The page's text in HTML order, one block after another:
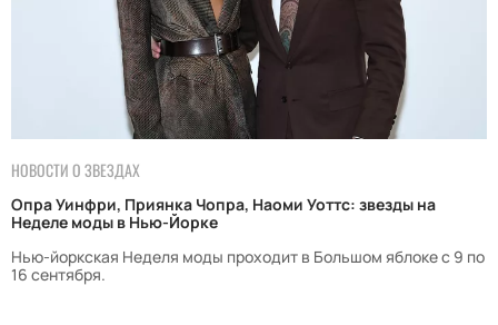
НОВОСТИ О ЗВЕЗДАХ
Опра Уинфри, Приянка Чопра, Наоми Уоттс: звезды на
Неделе моды в Нью-Йорке
Нью-йоркская Неделя моды проходит в Большом яблоке с 9 по
16 сентября.